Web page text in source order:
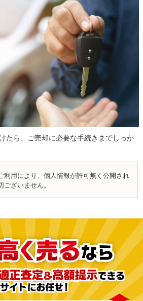
たら、ご売却に必要な手続きまでしっか
利用により、個人情報が許可無く公開され
ざいません。